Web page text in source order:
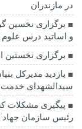
در مازندران
برگزاری نخسین
و اساتید درس
برگزاری نخستین
بازدید مدیرکل
سیدالشهدای خدمت
پیگیری مشکلات
رئیس سازمان جهاد